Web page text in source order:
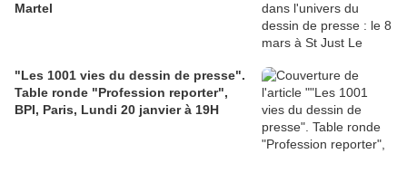
Martel
"Les 1001 vies du dessin de presse".
Table ronde "Profession reporter",
BPI, Paris, Lundi 20 janvier à 19H